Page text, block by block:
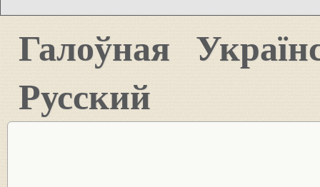
Галоўная
Русский